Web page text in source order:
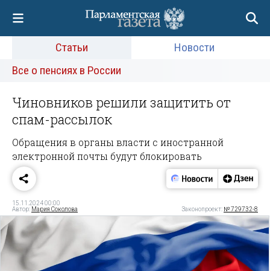
Статьи
Новости
Все о пенсиях в России
Чиновников решили защитить от
спам-рассылок
Обращения в органы власти с иностранной
электронной почты будут блокировать
15.11.2024 00:00
Автор: Мария Соколова Законопроект: № 729732-8